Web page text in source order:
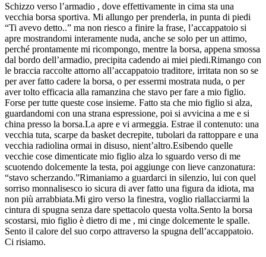
Schizzo verso l’armadio , dove effettivamente in cima sta una
vecchia borsa sportiva. Mi allungo per prenderla, in punta di piedi
“Ti avevo detto..” ma non riesco a finire la frase, l’accappatoio si
apre mostrandomi interamente nuda, anche se solo per un attimo,
perché prontamente mi ricompongo, mentre la borsa, appena smossa
dal bordo dell’armadio, precipita cadendo ai miei piedi.Rimango con
le braccia raccolte attorno all’accappatoio traditore, irritata non so se
per aver fatto cadere la borsa, o per essermi mostrata nuda, o per
aver tolto efficacia alla ramanzina che stavo per fare a mio figlio.
Forse per tutte queste cose insieme. Fatto sta che mio figlio si alza,
guardandomi con una strana espressione, poi si avvicina a me e si
china presso la borsa.La apre e vi armeggia. Estrae il contenuto: una
vecchia tuta, scarpe da basket decrepite, tubolari da rattoppare e una
vecchia radiolina ormai in disuso, nient’altro.Esibendo quelle
vecchie cose dimenticate mio figlio alza lo sguardo verso di me
scuotendo dolcemente la testa, poi aggiunge con lieve canzonatura:
“stavo scherzando.”Rimaniamo a guardarci in silenzio, lui con quel
sorriso monnalisesco io sicura di aver fatto una figura da idiota, ma
non più arrabbiata.Mi giro verso la finestra, voglio riallacciarmi la
cintura di spugna senza dare spettacolo questa volta.Sento la borsa
scostarsi, mio figlio è dietro di me , mi cinge dolcemente le spalle.
Sento il calore del suo corpo attraverso la spugna dell’accappatoio.
Ci risiamo.